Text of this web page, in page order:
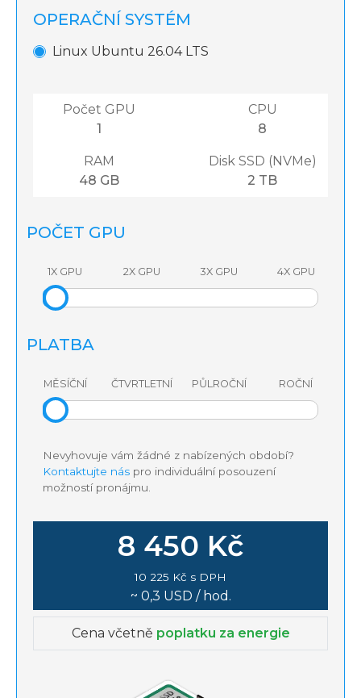
OPERAČNÍ SYSTÉM
Linux Ubuntu 26.04 LTS
Počet GPU
1
CPU
8
RAM
48 GB
Disk SSD (NVMe)
2 TB
POČET GPU
1X GPU 2X GPU 3X GPU 4X GPU
PLATBA
MĚSÍČNÍ ČTVRTLETNÍ PŮLROČNÍ ROČNÍ
Nevyhovuje vám žádné z nabízených období?
Kontaktujte nás pro individuální posouzení
možností pronájmu.
8 450 Kč
10 225 Kč s DPH
~ 0,3 USD / hod.
Cena včetně poplatku za energie